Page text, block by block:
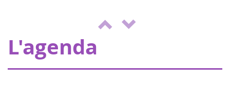
L'agenda
d'animations au profit d'Eva pour la vie et
de l'ENVOL, pour soutenir les enfants m...